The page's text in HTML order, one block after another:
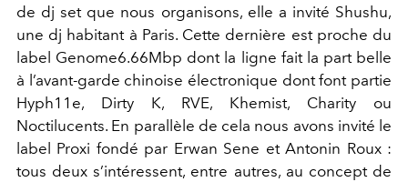
de dj set que nous organisons, elle a invité Shushu,
une dj habitant à Paris. Cette dernière est proche du
label Genome6.66Mbp dont la ligne fait la part belle
à l’avant-garde chinoise électronique dont font partie
Hyph11e, Dirty K, RVE, Khemist, Charity ou
Noctilucents. En parallèle de cela nous avons invité le
label Proxi fondé par Erwan Sene et Antonin Roux :
tous deux s’intéressent, entre autres, au concept de